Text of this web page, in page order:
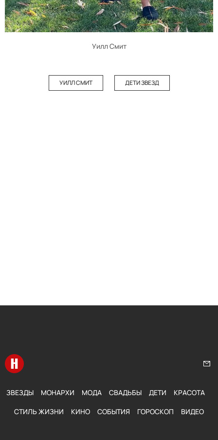
Уилл Смит
УИЛЛ СМИТ ДЕТИ ЗВЕЗД
Перейти на главную
ЗВЕЗДЫ МОНАРХИ МОДА СВАДЬБЫ ДЕТИ КРАСОТА
СТИЛЬ ЖИЗНИ КИНО СОБЫТИЯ ГОРОСКОП ВИДЕО